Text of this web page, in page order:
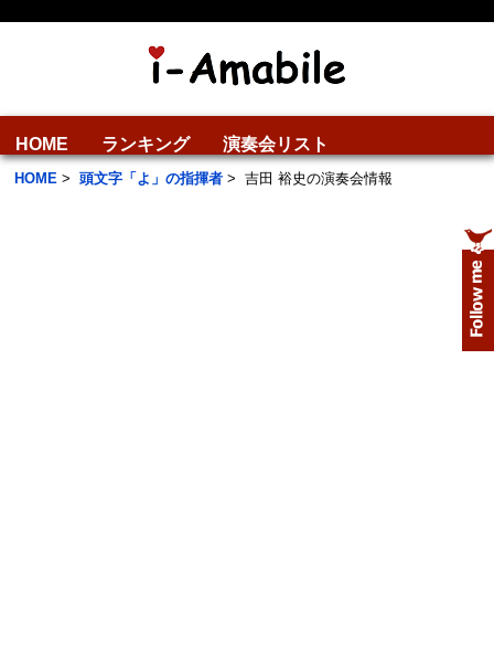
HOME ランキング 演奏会リスト
HOME > 頭文字「よ」の指揮者 > 吉田 裕史の演奏会情報